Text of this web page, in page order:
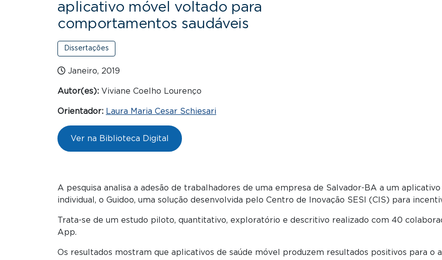
aplicativo móvel voltado para
comportamentos saudáveis
Dissertações
Janeiro, 2019
Autor(es): Viviane Coelho Lourenço
Orientador: Laura Maria Cesar Schiesari
Ver na Biblioteca Digital
A pesquisa analisa a adesão de trabalhadores de uma empresa de Salvador-BA a um
individual, o Guidoo, uma solução desenvolvida pelo Centro de Inovação SESI (CIS) para
Trata-se de um estudo piloto, quantitativo, exploratório e descritivo realizado com 40
App.
Os resultados mostram que aplicativos de saúde móvel produzem resultados positivos para o